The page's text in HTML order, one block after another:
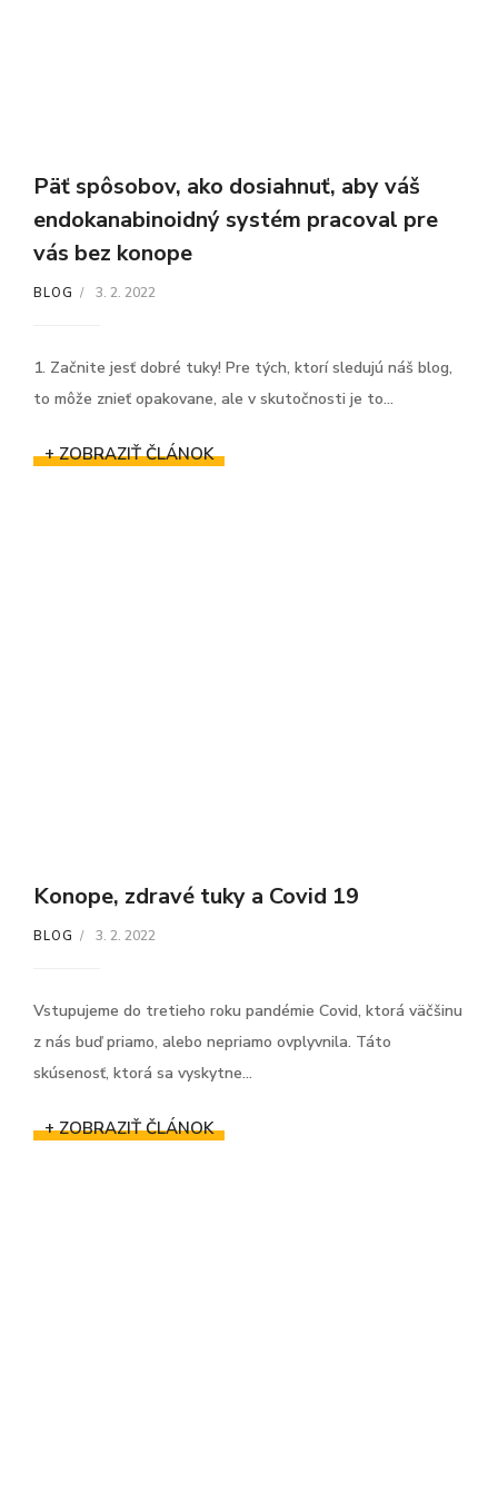
BLOG 3. 2. 2022
Päť spôsobov, ako dosiahnuť, aby váš
endokanabinoidný systém pracoval pre
vás bez konope
1. Začnite jesť dobré tuky! Pre tých, ktorí sledujú náš blog,
to môže znieť opakovane, ale v skutočnosti je to...
+ ZOBRAZIŤ ČLÁNOK
BLOG 3. 2. 2022
Konope, zdravé tuky a Covid 19
Vstupujeme do tretieho roku pandémie Covid, ktorá väčšinu
z nás buď priamo, alebo nepriamo ovplyvnila. Táto
skúsenosť, ktorá sa vyskytne...
+ ZOBRAZIŤ ČLÁNOK